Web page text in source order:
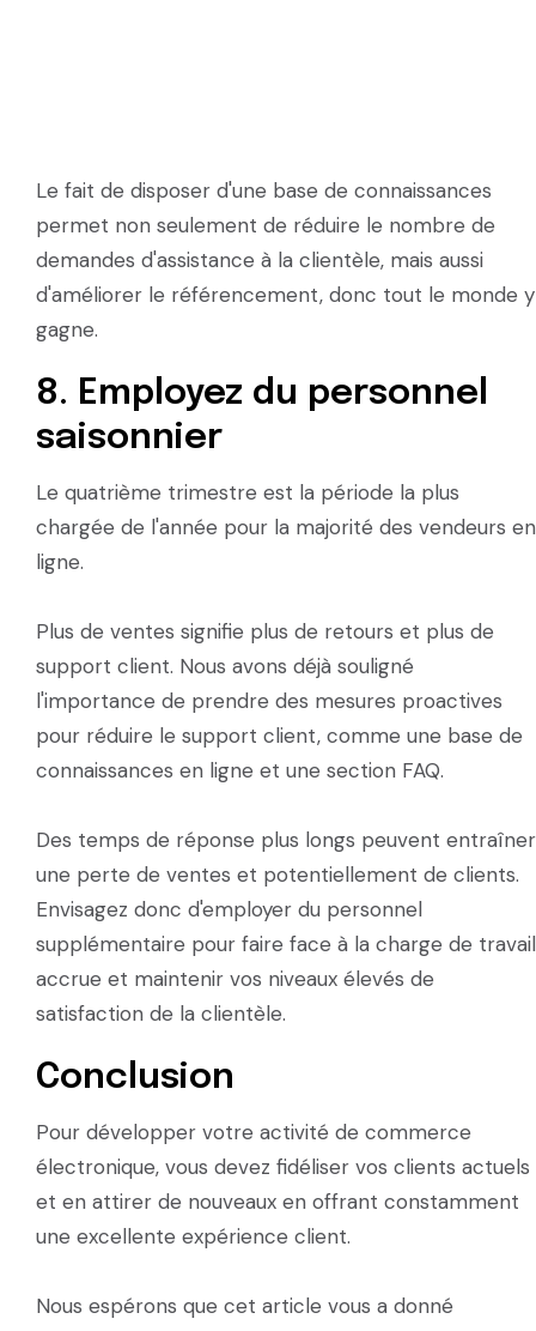
Le fait de disposer d'une base de connaissances
permet non seulement de réduire le nombre de
demandes d'assistance à la clientèle, mais aussi
d'améliorer le référencement, donc tout le monde y
gagne.
8. Employez du personnel
saisonnier
Le quatrième trimestre est la période la plus
chargée de l'année pour la majorité des vendeurs en
ligne.
Plus de ventes signifie plus de retours et plus de
support client. Nous avons déjà souligné
l'importance de prendre des mesures proactives
pour réduire le support client, comme une base de
connaissances en ligne et une section FAQ.
Des temps de réponse plus longs peuvent entraîner
une perte de ventes et potentiellement de clients.
Envisagez donc d'employer du personnel
supplémentaire pour faire face à la charge de travail
accrue et maintenir vos niveaux élevés de
satisfaction de la clientèle.
Conclusion
Pour développer votre activité de commerce
électronique, vous devez fidéliser vos clients actuels
et en attirer de nouveaux en offrant constamment
une excellente expérience client.
Nous espérons que cet article vous a donné